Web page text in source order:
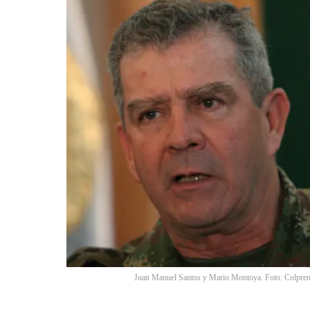
Juan Manuel Santos y Mario Montoya. Foto: